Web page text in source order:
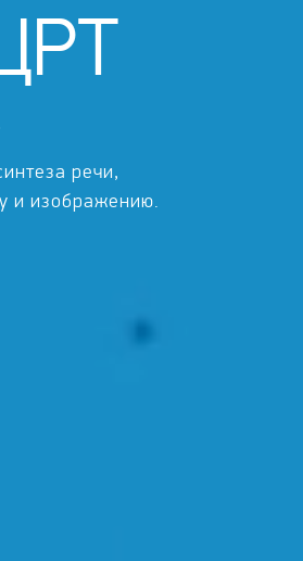
речи,
и изображению.